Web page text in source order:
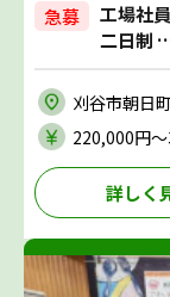
急募
工場社
二日制
刈谷市朝日
220,000円
詳しく